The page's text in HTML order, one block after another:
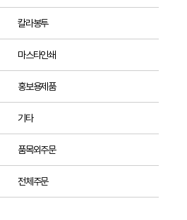
칼라봉투
마스타인쇄
홍보용제품
기타
품목외주문
전체주문